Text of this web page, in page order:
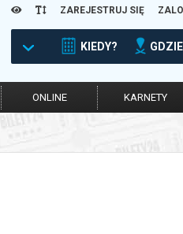
ZAREJESTRUJ SIĘ
KIEDY?
ONLINE KARNETY